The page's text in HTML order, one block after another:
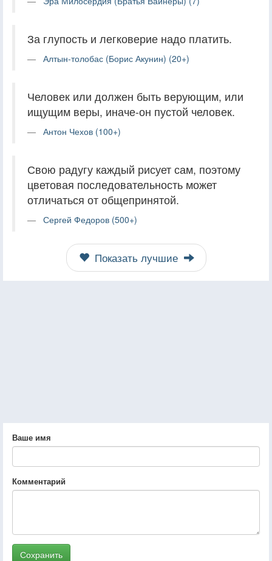
За глупость и легковерие надо платить.
Алтын-толобас (Борис Акунин) (20+)
Человек или должен быть верующим, или
ищущим веры, иначе-он пустой человек.
Антон Чехов (100+)
Свою радугу каждый рисует сам, поэтому
цветовая последовательность может
отличаться от общепринятой.
Сергей Федоров (500+)
Показать лучшие
Ваше имя
Комментарий
Сохранить